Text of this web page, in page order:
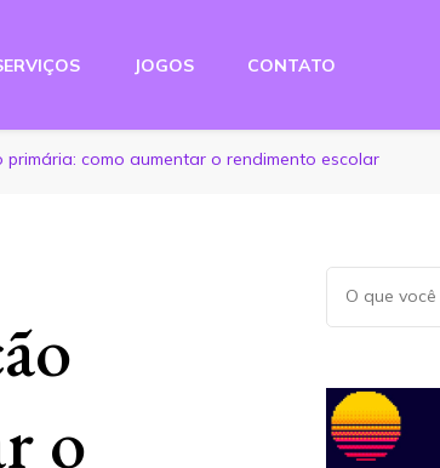
JOGOS CONTATO
como aumentar o rendimento escolar
o
Procurando
algo?